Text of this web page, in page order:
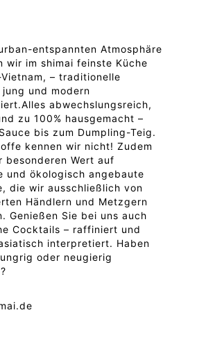
entspannten Atmosphäre
wir im shimai feinste Küche
– traditionelle
und modern
abwechslungsreich,
zu 100% hausgemacht –
bis zum Dumpling-Teig.
kennen wir nicht! Zudem
besonderen Wert auf
und ökologisch angebaute
die wir ausschließlich von
Händlern und Metzgern
Genießen Sie bei uns auch
Cocktails – raffiniert und
interpretiert. Haben
oder neugierig